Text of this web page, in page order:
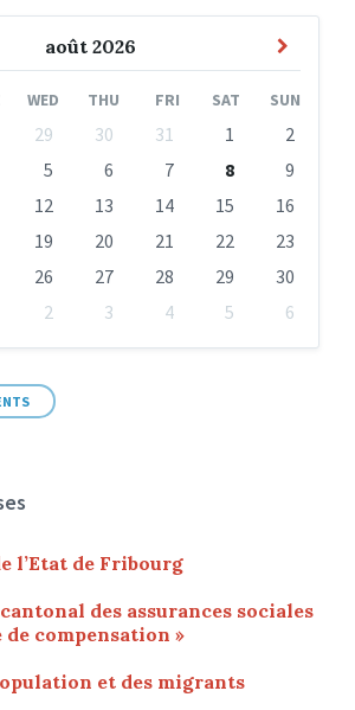
août 2026
WED THU FRI SAT SUN
29 30 31 1
2
5 6 7 8
9
12 13 14 15
16
19 20 21 22
23
26 27 28 29
30
2 3 4 5
6
l’Etat de Fribourg
des assurances sociales
de compensation »
et des migrants